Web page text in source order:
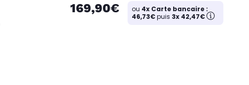
169,90€ ou 4x Carte bancaire :
46,73€puis 3x 42,47€